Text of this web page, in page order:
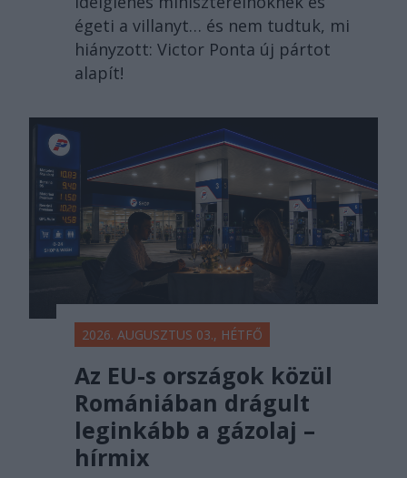
égeti a villanyt… és nem tudtuk, mi
hiányzott: Victor Ponta új pártot
alapít!
2026. AUGUSZTUS 03., HÉTFŐ
Az EU-s országok közül
Romániában drágult
leginkább a gázolaj –
hírmix